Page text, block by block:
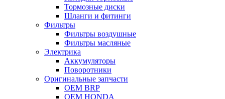
Тормозные диски
Шланги и фитинги
Фильтры
Фильтры воздушные
Фильтры масляные
Электрика
Аккумуляторы
Поворотники
Оригинальные запчасти
OEM BRP
OEM HONDA